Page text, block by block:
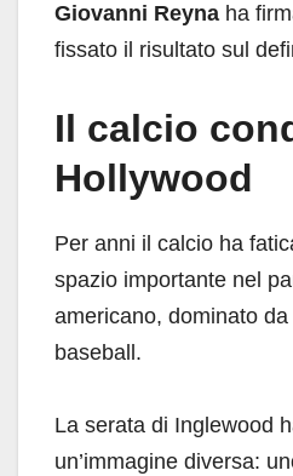
Giovanni Reyna ha
fissato il risultato sul
Il calcio
Hollywood
Per anni il calcio ha
spazio importante nel
americano, dominato
baseball.
La serata di Inglewood
un’immagine diversa: